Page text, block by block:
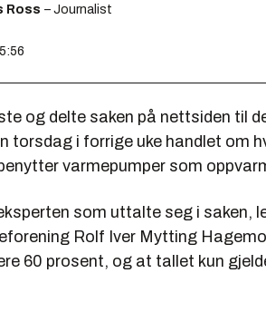
Ross – Journalist
og delte saken på nettsiden til
torsdag i forrige uke handlet om
varmepumper som
som uttalte seg i saken,
Rolf Iver Mytting
60 prosent, og at tallet kun